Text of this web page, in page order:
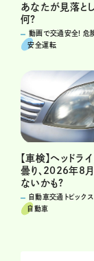
あなたが見落と
何?
動画で交通安全! 危
安全運転
【車検】ヘッドラ
曇り、2026年8
ないかも?
自動車交通トピックス
自動車